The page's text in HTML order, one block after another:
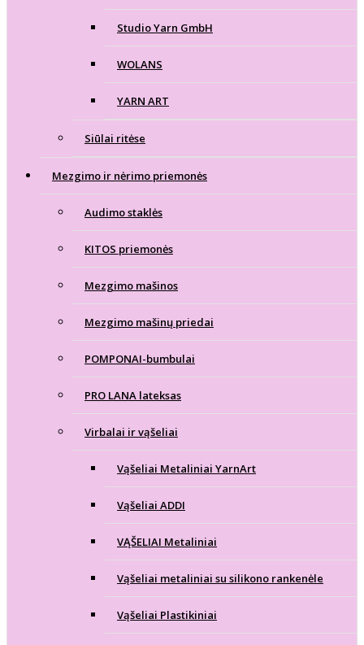
Studio Yarn GmbH
WOLANS
YARN ART
Siūlai ritėse
Mezgimo ir nėrimo priemonės
Audimo staklės
KITOS priemonės
Mezgimo mašinos
Mezgimo mašinų priedai
POMPONAI-bumbulai
PRO LANA lateksas
Virbalai ir vąšeliai
Vąšeliai Metaliniai YarnArt
Vąšeliai ADDI
VĄŠELIAI Metaliniai
Vąšeliai metaliniai su silikono rankenėle
Vąšeliai Plastikiniai